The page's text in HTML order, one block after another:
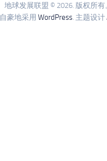
地球发展联盟 © 2026. 版权所有
自豪地采用 WordPress. 主题设计